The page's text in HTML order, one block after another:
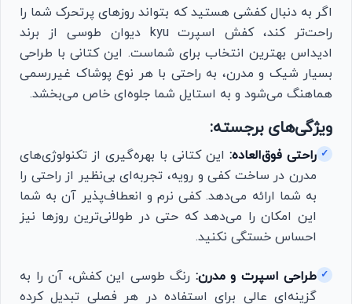
اگر به دنبال کفشی هستید که بتواند روزهای پرتحرک شما را
راحت‌تر کند، کفش اسپرت kyu دیوان طوسی از برند
ادیداس بهترین انتخاب برای شماست. این کتانی با طراحی
بسیار شیک و مدرن، به راحتی با هر نوع پوشاک غیررسمی
هماهنگ می‌شود و به استایل شما جلوه‌ای خاص می‌بخشد.
ویژگی‌های برجسته:
✓ راحتی فوق‌العاده: این کتانی با بهره‌گیری از تکنولوژی‌های
مدرن در ساخت کفی و رویه، تجربه‌ای بی‌نظیر از راحتی را
به شما ارائه می‌دهد. کفی نرم و انعطاف‌پذیر آن به شما
این امکان را می‌دهد که حتی در طولانی‌ترین روزها نیز
احساس خستگی نکنید.
✓ طراحی اسپرت و مدرن: رنگ طوسی این کفش، آن را به
گزینه‌ای عالی برای استفاده در هر فصلی تبدیل کرده